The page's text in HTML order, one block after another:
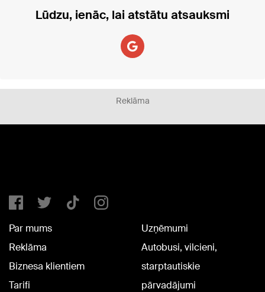
Lūdzu, ienāc, lai atstātu atsauksmi
Reklāma
Par mums
Reklāma
Biznesa klientiem
Tarifi
Uzņēmumi
Autobusi, vilcieni,
starptautiskie
pārvadājumi